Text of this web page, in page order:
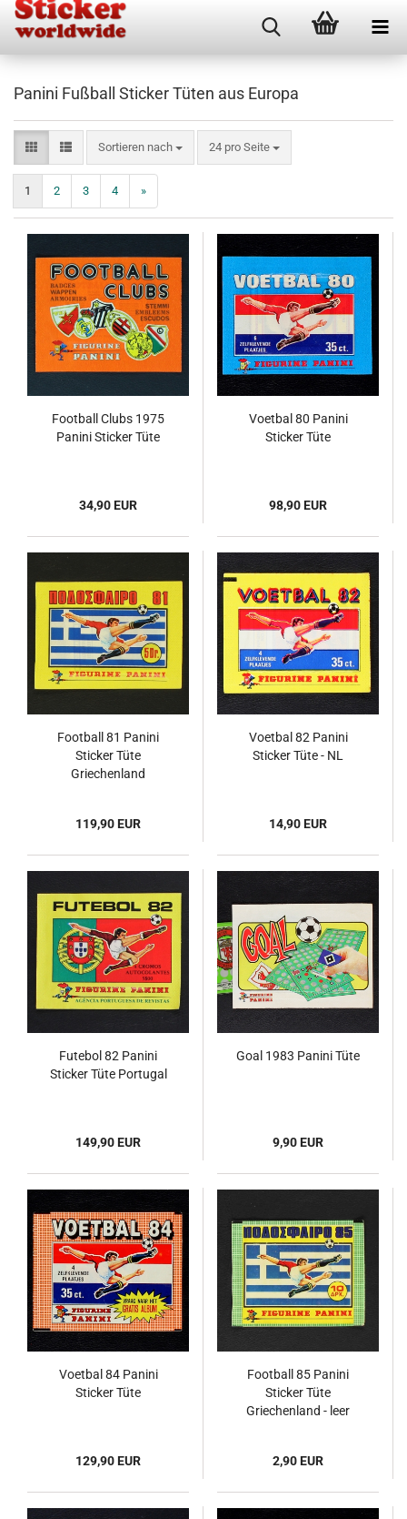
Panini Fußball Sticker Tüten aus Europa
Sortieren nach
Sortieren nach 24 pro Seite
pro Seite
1 2 3 4 »
Football Clubs 1975
Panini Sticker Tüte
34,90 EUR
Voetbal 80 Panini
Sticker Tüte
98,90 EUR
Football 81 Panini
Sticker Tüte
Griechenland
119,90 EUR
Voetbal 82 Panini
Sticker Tüte - NL
14,90 EUR
Futebol 82 Panini
Sticker Tüte Portugal
149,90 EUR
Goal 1983 Panini Tüte
9,90 EUR
Voetbal 84 Panini
Sticker Tüte
129,90 EUR
Football 85 Panini
Sticker Tüte
Griechenland - leer
2,90 EUR